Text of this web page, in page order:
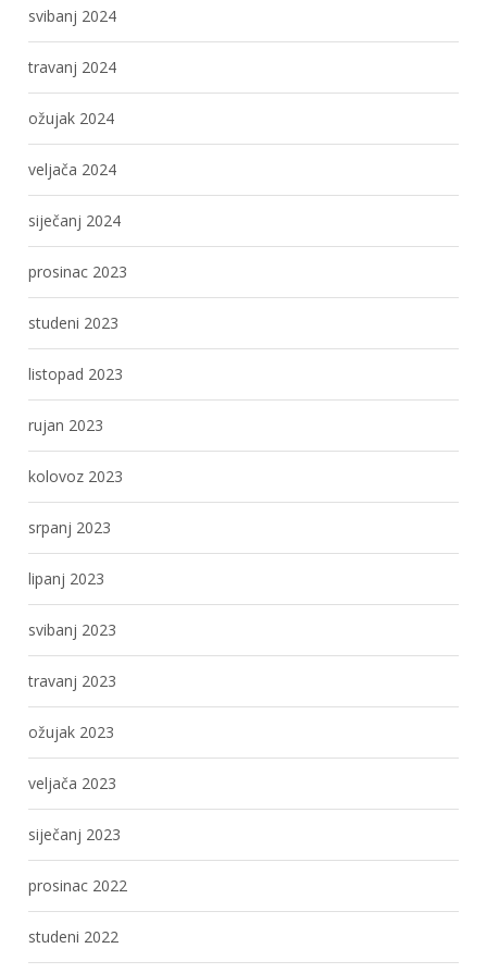
svibanj 2024
travanj 2024
ožujak 2024
veljača 2024
siječanj 2024
prosinac 2023
studeni 2023
listopad 2023
rujan 2023
kolovoz 2023
srpanj 2023
lipanj 2023
svibanj 2023
travanj 2023
ožujak 2023
veljača 2023
siječanj 2023
prosinac 2022
studeni 2022